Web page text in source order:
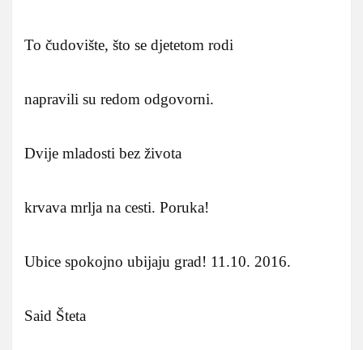
To čudovište, što se djetetom rodi
napravili su redom odgovorni.
Dvije mladosti bez života
krvava mrlja na cesti. Poruka!
Ubice spokojno ubijaju grad! 11.10. 2016.
Said Šteta